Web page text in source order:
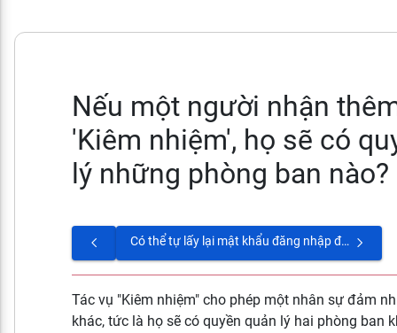
Nếu một người nhận
'Kiêm nhiệm', họ sẽ có
lý những phòng ban nào?
Có thể tự lấy lại mật khẩu đăng nhập được không?
Tác vụ "Kiêm nhiệm" cho phép một nhân sự đảm
khác, tức là họ sẽ có quyền quản lý hai phòng ban